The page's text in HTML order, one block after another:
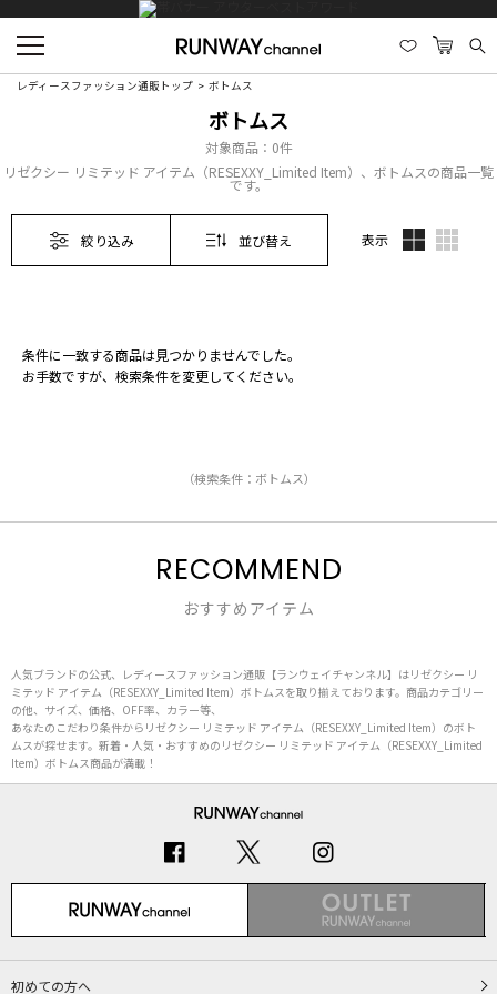
レディースファッション通販トップ ボトムス
ボトムス
対象商品： 0件
リゼクシー リミテッド アイテム（RESEXXY_Limited Item）、ボトムスの商品一覧
です。
絞り込み 並び替え 表示
条件に一致する商品は見つかりませんでした。
お手数ですが、検索条件を変更してください。
（検索条件：ボトムス）
RECOMMEND
おすすめアイテム
人気ブランドの公式、レディースファッション通販【ランウェイチャンネル】はリゼクシー リ
ミテッド アイテム（RESEXXY_Limited Item）ボトムスを取り揃えております。商品カテゴリー
の他、サイズ、価格、OFF率、カラー等、
あなたのこだわり条件からリゼクシー リミテッド アイテム（RESEXXY_Limited Item）のボト
ムスが探せます。新着・人気・おすすめのリゼクシー リミテッド アイテム（RESEXXY_Limited
Item）ボトムス商品が満載！
初めての方へ